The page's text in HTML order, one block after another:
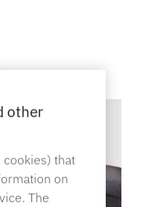
other
cookies) that
on
The